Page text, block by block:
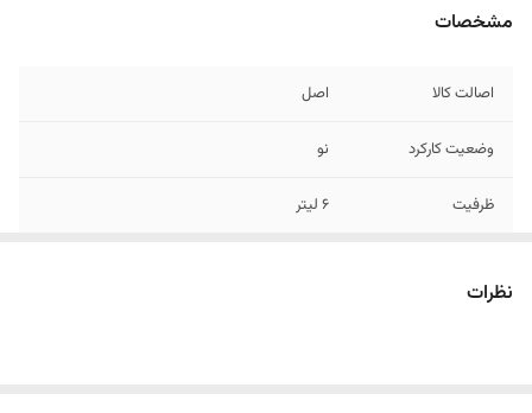
مشخصات
اصالت کالا اصل
وضعیت کارکرد نو
ظرفیت 6 لیتر
نظرات